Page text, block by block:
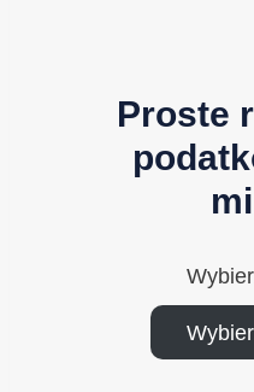
Proste